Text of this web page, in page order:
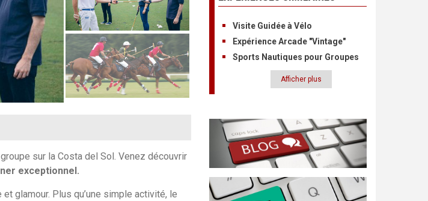
sur la Costa del Sol. Venez découvrir
exceptionnel.
glamour. Plus qu’une simple activité, le
Visite Guidée à Vélo
Expérience Arcade "Vintage"
Sports Nautiques pour Groupes
Afficher plus